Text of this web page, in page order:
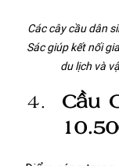
Các cây cầu dân
Sác giúp kết nối
du lịch và